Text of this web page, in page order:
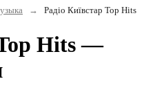
→ Радіо Київстар Top Hits
Hits —